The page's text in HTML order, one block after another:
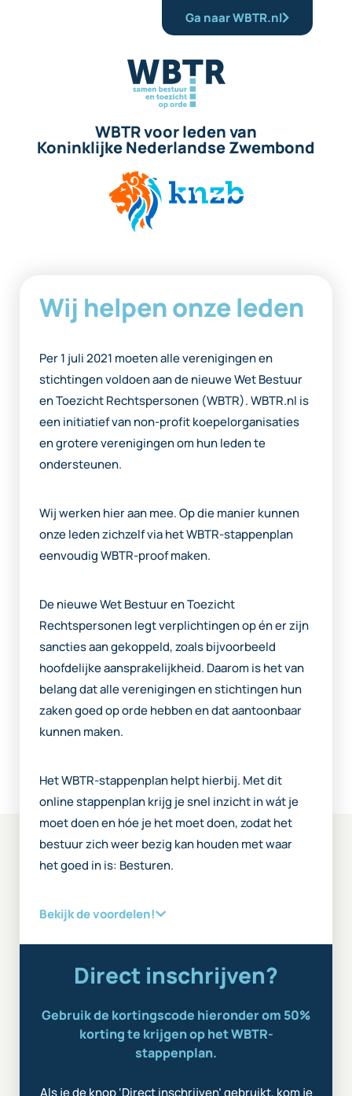
Ga naar WBTR.nl
WBTR voor leden van
Koninklijke Nederlandse Zwembond
Wij helpen onze leden
Per 1 juli 2021 moeten alle verenigingen en
stichtingen voldoen aan de nieuwe Wet Bestuur
en Toezicht Rechtspersonen (WBTR). WBTR.nl is
een initiatief van non-profit koepelorganisaties
en grotere verenigingen om hun leden te
ondersteunen.
Wij werken hier aan mee. Op die manier kunnen
onze leden zichzelf via het WBTR-stappenplan
eenvoudig WBTR-proof maken.
De nieuwe Wet Bestuur en Toezicht
Rechtspersonen legt verplichtingen op én er zijn
sancties aan gekoppeld, zoals bijvoorbeeld
hoofdelijke aansprakelijkheid. Daarom is het van
belang dat alle verenigingen en stichtingen hun
zaken goed op orde hebben en dat aantoonbaar
kunnen maken.
Het WBTR-stappenplan helpt hierbij. Met dit
online stappenplan krijg je snel inzicht in wát je
moet doen en hóe je het moet doen, zodat het
bestuur zich weer bezig kan houden met waar
het goed in is: Besturen.
Bekijk de voordelen!
Direct inschrijven?
Gebruik de kortingscode hieronder om 50%
korting te krijgen op het WBTR-
stappenplan.
Als je de knop ‘Direct inschrijven’ gebruikt, kom je